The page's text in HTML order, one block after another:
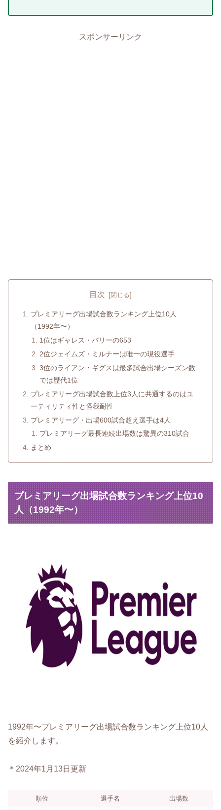
スポンサーリンク
目次
プレミアリーグ出場試合数ランキング上位10人
（1992年〜）
1位はギャレス・バリーの653
2位ジェイムズ・ミルナーは唯一の現役選手
3位のライアン・ギグスは最多試合出場シーズン数
では歴代1位
プレミアリーグ出場試合数上位3人に共通するのはユ
ーティリティ性と怪我耐性
プレミアリーグ・出場600試合超え選手は4人
プレミアリーグ最長連続出場数は驚異の310試合
まとめ
プレミアリーグ出場試合数ランキング上位10
人（1992年〜）
1992年〜プレミアリーグ出場試合数ランキング上位10人
を紹介します。
＊2024年1月13日更新
順位 選手名 出場数